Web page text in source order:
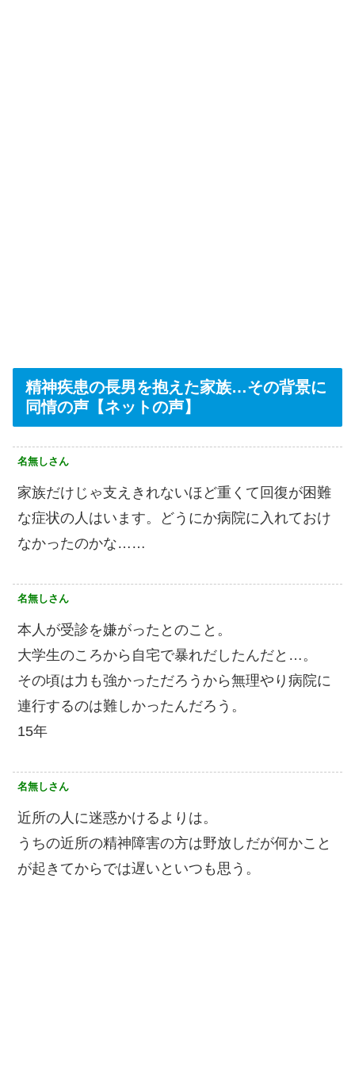
精神疾患の長男を抱えた家族…その背景に
同情の声【ネットの声】
名無しさん
家族だけじゃ支えきれないほど重くて回復が困難
な症状の人はいます。どうにか病院に入れておけ
なかったのかな……
名無しさん
本人が受診を嫌がったとのこと。
大学生のころから自宅で暴れだしたんだと…。
その頃は力も強かっただろうから無理やり病院に
連行するのは難しかったんだろう。
15年
名無しさん
近所の人に迷惑かけるよりは。
うちの近所の精神障害の方は野放しだが何かこと
が起きてからでは遅いといつも思う。